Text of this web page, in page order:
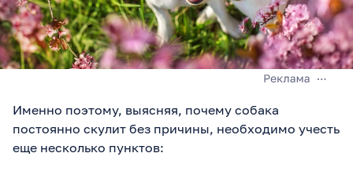
Именно поэтому, выясняя, почему собака
постоянно скулит без причины, необходимо учесть
еще несколько пунктов: